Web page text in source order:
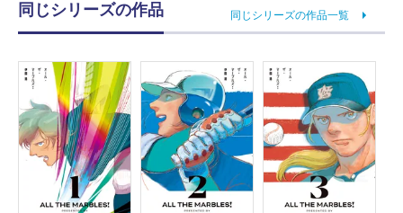
同じシリーズの作品 同じシリーズの作品一覧